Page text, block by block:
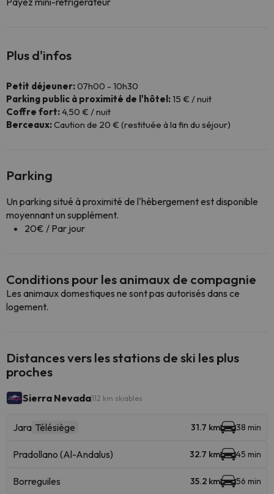
Plus d'infos
Petit déjeuner:07h00 - 10h30
Parking public à proximité de l'hôtel:15 € / nuit
Coffre fort:4,50 € / nuit
Berceaux:Caution de 20 € (restituée à la fin du séjour)
Parking
Un parking situé à proximité de l'hébergement est disponible
moyennant un supplément.
20€ / Par jour
Conditions pour les animaux de compagnie
Les animaux domestiques ne sont pas autorisés dans ce
logement.
Distances vers les stations de ski les plus
proches
Sierra Nevada112 km skiables
Jara Télésiège 31.7 km 38 min
Pradollano (Al-Andalus) 32.7 km 45 min
Borreguiles 35.2 km 56 min